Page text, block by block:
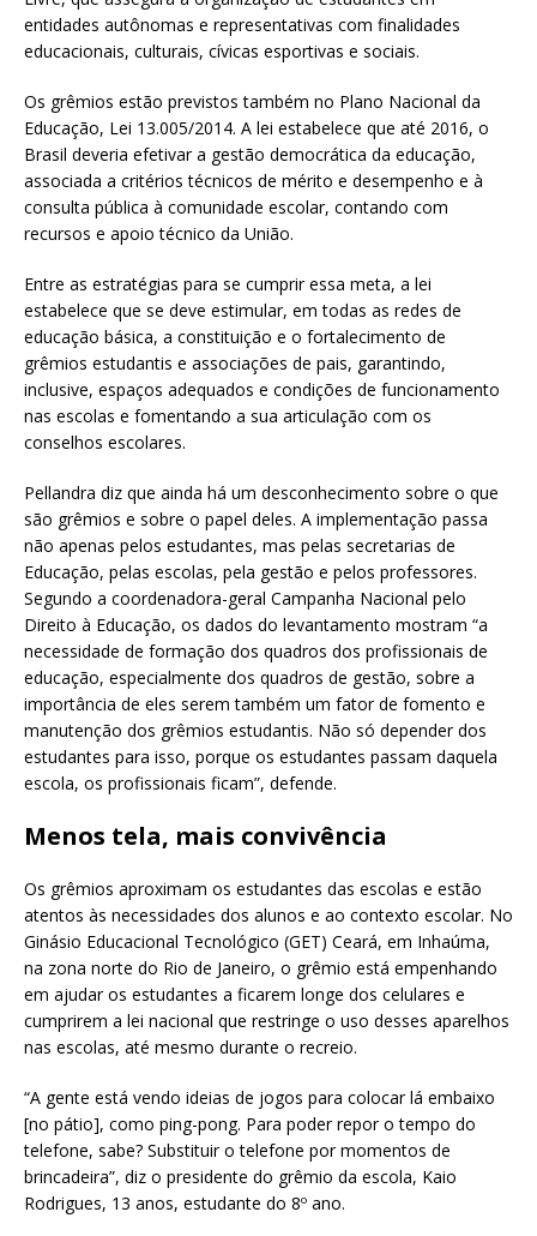
entidades autônomas e representativas com finalidades
educacionais, culturais, cívicas esportivas e sociais.
Os grêmios estão previstos também no Plano Nacional da
Educação, Lei 13.005/2014. A lei estabelece que até 2016, o
Brasil deveria efetivar a gestão democrática da educação,
associada a critérios técnicos de mérito e desempenho e à
consulta pública à comunidade escolar, contando com
recursos e apoio técnico da União.
Entre as estratégias para se cumprir essa meta, a lei
estabelece que se deve estimular, em todas as redes de
educação básica, a constituição e o fortalecimento de
grêmios estudantis e associações de pais, garantindo,
inclusive, espaços adequados e condições de funcionamento
nas escolas e fomentando a sua articulação com os
conselhos escolares.
Pellandra diz que ainda há um desconhecimento sobre o que
são grêmios e sobre o papel deles. A implementação passa
não apenas pelos estudantes, mas pelas secretarias de
Educação, pelas escolas, pela gestão e pelos professores.
Segundo a coordenadora-geral Campanha Nacional pelo
Direito à Educação, os dados do levantamento mostram “a
necessidade de formação dos quadros dos profissionais de
educação, especialmente dos quadros de gestão, sobre a
importância de eles serem também um fator de fomento e
manutenção dos grêmios estudantis. Não só depender dos
estudantes para isso, porque os estudantes passam daquela
escola, os profissionais ficam”, defende.
Menos tela, mais convivência
Os grêmios aproximam os estudantes das escolas e estão
atentos às necessidades dos alunos e ao contexto escolar. No
Ginásio Educacional Tecnológico (GET) Ceará, em Inhaúma,
na zona norte do Rio de Janeiro, o grêmio está empenhando
em ajudar os estudantes a ficarem longe dos celulares e
cumprirem a lei nacional que restringe o uso desses aparelhos
nas escolas, até mesmo durante o recreio.
“A gente está vendo ideias de jogos para colocar lá embaixo
[no pátio], como ping-pong. Para poder repor o tempo do
telefone, sabe? Substituir o telefone por momentos de
brincadeira”, diz o presidente do grêmio da escola, Kaio
Rodrigues, 13 anos, estudante do 8º ano.